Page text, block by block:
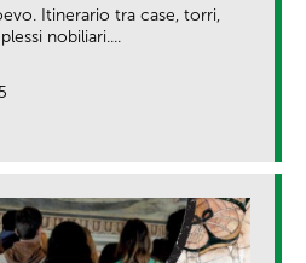
Itinerario tra case, torri,
nobiliari....